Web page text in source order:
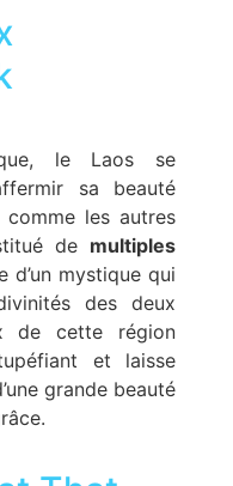
le Laos se
sa beauté
les autres
de multiples
d’un mystique qui
des deux
de cette région
et laisse
grande beauté